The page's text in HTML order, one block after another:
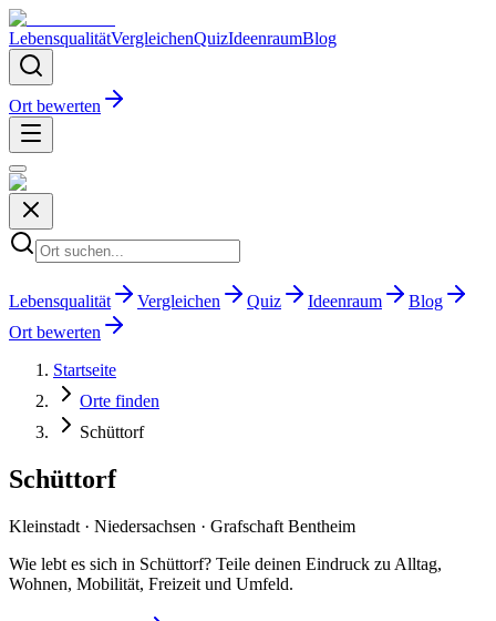
LebensqualitätVergleichenQuizIdeenraumBlog
Ort bewerten
Lebensqualität Vergleichen Quiz Ideenraum
Blog
Ort bewerten
Startseite
Orte finden
Schüttorf
Schüttorf
Kleinstadt · Niedersachsen · Grafschaft Bentheim
Wie lebt es sich in Schüttorf? Teile deinen Eindruck zu Alltag,
Wohnen, Mobilität, Freizeit und Umfeld.